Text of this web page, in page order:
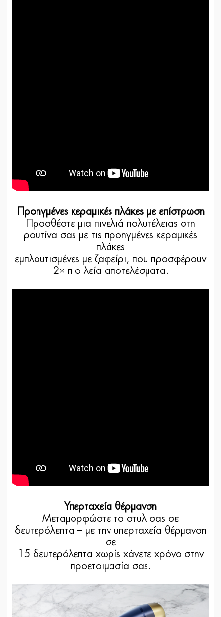
Προηγμένες κεραμικές πλάκες με επίστρωση
Προσθέστε μια πινελιά πολυτέλειας στη
ρουτίνα σας με τις προηγμένες κεραμικές
πλάκες
εμπλουτισμένες με ζαφείρι, που προσφέρουν
2× πιο λεία αποτελέσματα.
Υπερταχεία θέρμανση
Μεταμορφώστε το στυλ σας σε
δευτερόλεπτα – με την υπερταχεία θέρμανση
σε
15 δευτερόλεπτα χωρίς χάνετε χρόνο στην
προετοιμασία σας.